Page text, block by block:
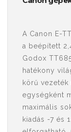
A Canon E-
a beépített
Godox
hatékony
körű
egységként
maximális
kiadás -7 és